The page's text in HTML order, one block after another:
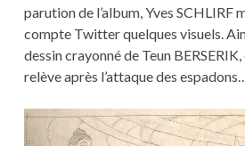
parution de l’album, Yves SCHLIRF
compte Twitter quelques visuels.
dessin crayonné de Teun
relève après l’attaque des espadons…